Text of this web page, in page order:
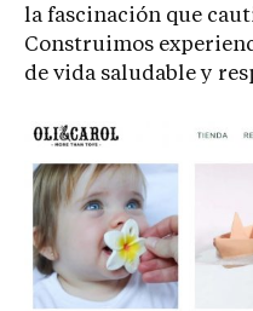
la fascinación que
Construimos
de vida saludable y